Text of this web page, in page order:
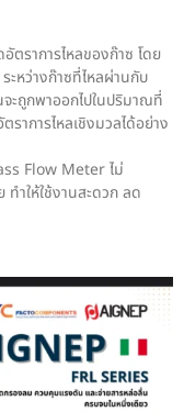
ราการไหลของก๊าซ โดย
หว่างก๊าซที่ไหลผ่านกับ
ะถูกพาออกไปในปริมาณที่
าการไหลเชิงมวลได้อย่าง
Flow Meter ไม่
ำให้ใช้งานสะดวก ลด